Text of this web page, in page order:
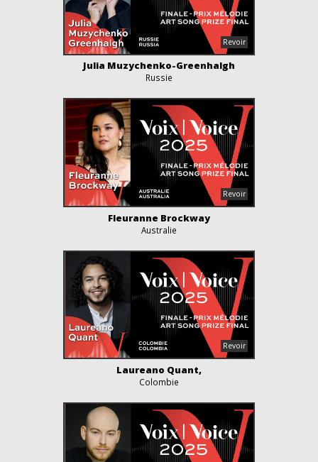
Julia Muzychenko-Greenhalgh
Russie
Fleuranne Brockway
Australie
Laureano Quant,
Colombie